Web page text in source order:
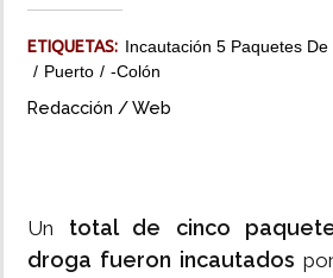
ETIQUETAS: Incautación 5 Paquetes De
Puerto
-Colón
Redacción / Web
Un total de cinco
droga fueron incautados